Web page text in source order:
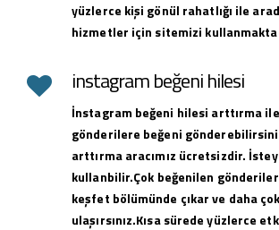
yüzlerce kişi gönül rahatlığı ile
hizmetler için sitemizi
instagram beğeni hilesi
İnstagram beğeni hilesi arttırma ile
gönderilere beğeni
arttırma aracımız ücretsizdir.
kullanbilir.Çok beğenilen
keşfet bölümünde çıkar ve daha
ulaşırsınız.Kısa sürede yüzlerce